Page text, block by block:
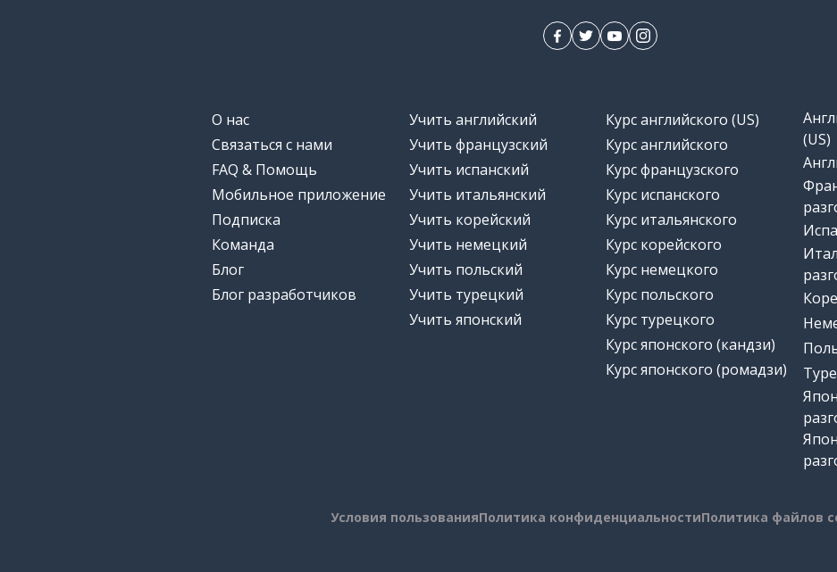
О нас
Связаться с нами
FAQ & Помощь
Мобильное приложение
Подписка
Команда
Блог
Блог разработчиков
Учить английский
Учить французский
Учить испанский
Учить итальянский
Учить корейский
Учить немецкий
Учить польский
Учить турецкий
Учить японский
Курс английского (US)
Курс английского
Курс французского
Курс испанского
Курс итальянского
Курс корейского
Курс немецкого
Курс польского
Курс турецкого
Курс японского (кандзи)
Курс японского (ромадзи)
(US)
Условия пользованияПолитика конфиденциальностиПолитика файлов